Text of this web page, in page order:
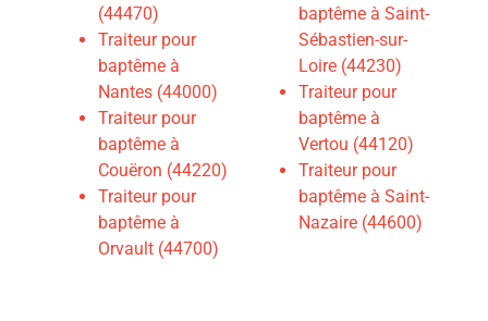
(44470)
Traiteur pour
baptême à
Nantes (44000)
Traiteur pour
baptême à
Couëron (44220)
Traiteur pour
baptême à
Orvault (44700)
baptême à Saint-
Sébastien-sur-
Loire (44230)
Traiteur pour
baptême à
Vertou (44120)
Traiteur pour
baptême à Saint-
Nazaire (44600)